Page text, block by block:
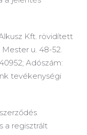
Kft. rövidített
u. 48-52.
Adószám:
tevékenységi
a regisztrált